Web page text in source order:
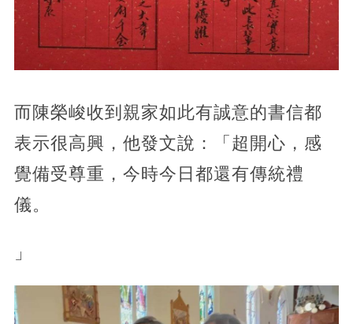
而陳榮峻收到親家如此有誠意的書信都
表示很高興，他發文說：「超開心，感
覺備受尊重，今時今日都還有傳統禮
儀。
」